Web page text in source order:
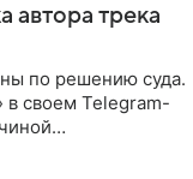
автора трека
по решению суда.
в своем Telegram-